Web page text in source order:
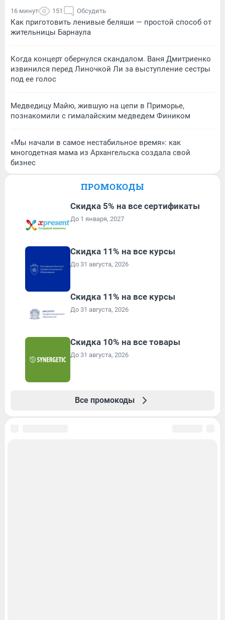
16 минут 151 Обсудить
Как приготовить ленивые беляши — простой способ от
жительницы Барнаула
Когда концерт обернулся скандалом. Ваня Дмитриенко
извинился перед Линочкой Ли за выступление сестры
под ее голос
Медведицу Майю, жившую на цепи в Приморье,
познакомили с гималайским медведем Фиником
«Мы начали в самое нестабильное время»: как
многодетная мама из Архангельска создала свой
бизнес
ПРОМОКОДЫ
Скидка 5% на все сертификаты
До 1 января, 2027
Скидка 11% на все курсы
До 31 августа, 2026
Скидка 11% на все курсы
До 31 августа, 2026
Скидка 10% на все товары
До 31 августа, 2026
Все промокоды